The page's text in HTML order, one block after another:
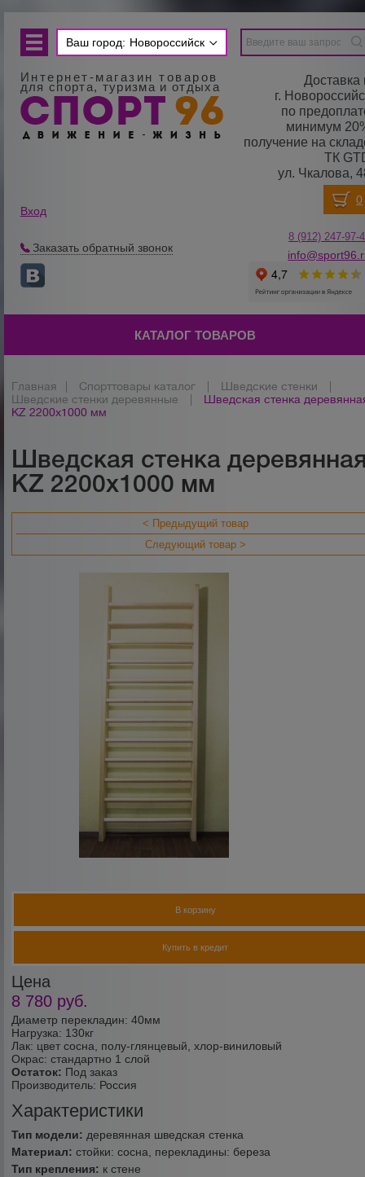
Ваш город: Новороссийск
Интернет-магазин товаров
для спорта, туризма и отдыха
Доставка
г.
по
минимум
получение на
ТК
ул. Чкалова,
Вход
Заказать обратный звонок
8 (912) 247-97-
КАТАЛОГ ТОВАРОВ
Главная Спорттовары каталог Шведские стенки
Шведские стенки деревянные
Шведская стенка
KZ 2200х1000 мм
Шведская стенка
KZ 2200х1000 мм
< Предыдущий товар
Следующий товар >
Диаметр перекладин: 40мм
Нагрузка: 130кг
Лак: цвет сосна, полу-глянцевый, хлор-виниловый
Окрас: стандартно 1 слой
Остаток: Под заказ
Производитель: Россия
Характеристики
Тип модели: деревянная шведская стенка
Материал:стойки: сосна, перекладины: береза
Тип крепления: к стене
Цена
8 780 руб.
В корзину
Купить в кредит